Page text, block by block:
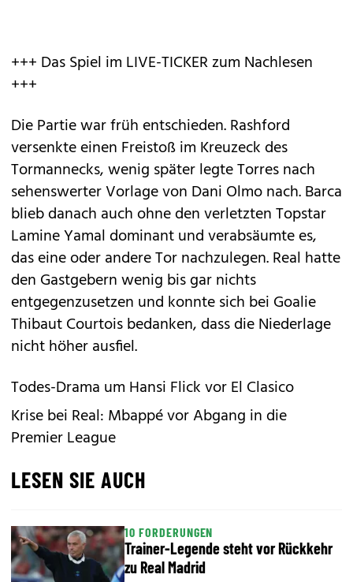
+++ Das Spiel im LIVE-TICKER zum Nachlesen
+++
Die Partie war früh entschieden. Rashford
versenkte einen Freistoß im Kreuzeck des
Tormannecks, wenig später legte Torres nach
sehenswerter Vorlage von Dani Olmo nach. Barca
blieb danach auch ohne den verletzten Topstar
Lamine Yamal dominant und verabsäumte es,
das eine oder andere Tor nachzulegen. Real hatte
den Gastgebern wenig bis gar nichts
entgegenzusetzen und konnte sich bei Goalie
Thibaut Courtois bedanken, dass die Niederlage
nicht höher ausfiel.
Todes-Drama um Hansi Flick vor El Clasico
Krise bei Real: Mbappé vor Abgang in die
Premier League
LESEN SIE AUCH
10 FORDERUNGEN
Trainer-Legende steht vor Rückkehr
zu Real Madrid